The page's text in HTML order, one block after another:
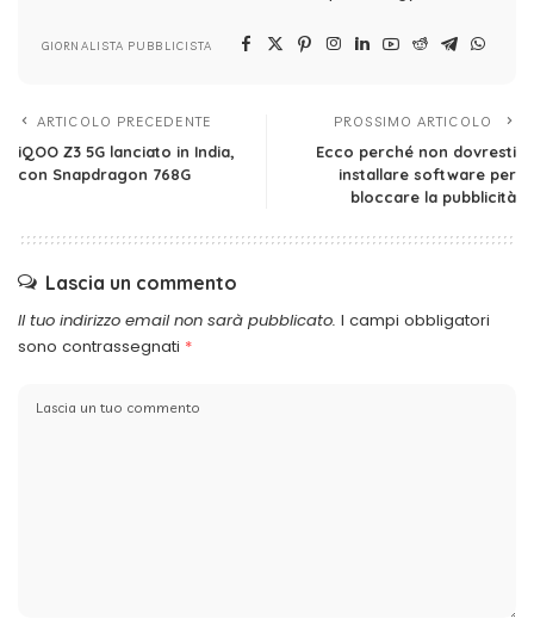
GIORNALISTA PUBBLICISTA
ARTICOLO PRECEDENTE
iQOO Z3 5G lanciato in India,
con Snapdragon 768G
PROSSIMO ARTICOLO
Ecco perché non dovresti
installare software per
bloccare la pubblicità
Lascia un commento
Il tuo indirizzo email non sarà pubblicato. I campi obbligatori
sono contrassegnati *